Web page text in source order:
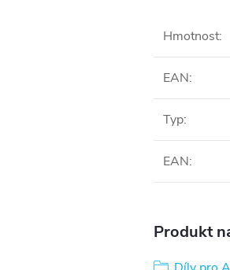
Hmotnost:
EAN:
Typ:
EAN:
Produkt